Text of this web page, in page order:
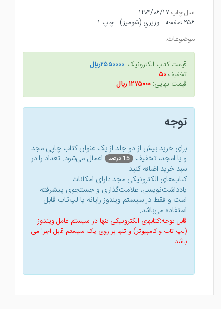
سال چاپ:۱۴۰۴/۰۶/۱۷
۲۵۶ صفحه - وزيري (شوميز) - چاپ ۱
موضوعات:
قیمت کتاب الکترونیک: ۲۵۵۰۰۰۰ريال
تخفیف:۵۰
قیمت نهایی: ۱۲۷۵۰۰۰ ريال
توجه
برای خرید بیش از دو جلد از یک عنوان کتاب‌ چاپی مجد
و یا امجد، تخفیف 15 درصد
اعمال می‌شود. تعداد را در
سبد خرید اضافه کنید.
کتاب‌های الکترونیکی مجد دارای امکانات
یادداشت‌نویسی، علامت‌گذاری و جستجوی پیشرفته
است و فقط در سیستم ویندوز رایانه یا لپ‌تاب قابل
استفاده می‌باشد.
قابل توجه:کتابهای الکترونیکی تنها در سیستم عامل ویندوز
(لپ تاب و کامپیوتر) و تنها بر روی یک سیستم قابل اجرا می
باشد